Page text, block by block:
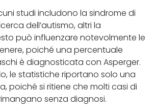
studi includono la sindrome di
dell’autismo, altri la
può influenzare notevolmente le
poiché una percentuale
è diagnosticata con Asperger.
le statistiche riportano solo una
poiché si ritiene che molti casi di
senza diagnosi.